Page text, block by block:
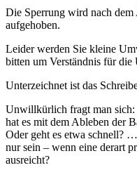
Die Sperrung wird nach
aufgehoben.
Leider werden Sie kleine
bitten um Verständnis für die
Unterzeichnet ist das
Unwillkürlich fragt man sich:
hat es mit dem Ableben der
Oder geht es etwa schnell?
nur sein – wenn eine derart
ausreicht?